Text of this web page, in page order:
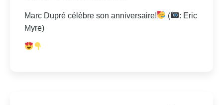
Marc Dupré célèbre son anniversaire! (
: Eric
Myre)